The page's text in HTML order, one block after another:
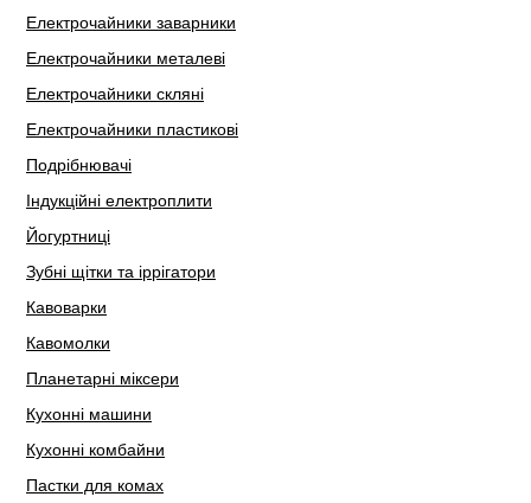
Електрочайники заварники
Електрочайники металеві
Електрочайники скляні
Електрочайники пластикові
Подрібнювачі
Індукційні електроплити
Йогуртниці
Зубні щітки та іррігатори
Кавоварки
Кавомолки
Планетарні міксери
Кухонні машини
Кухонні комбайни
Пастки для комах